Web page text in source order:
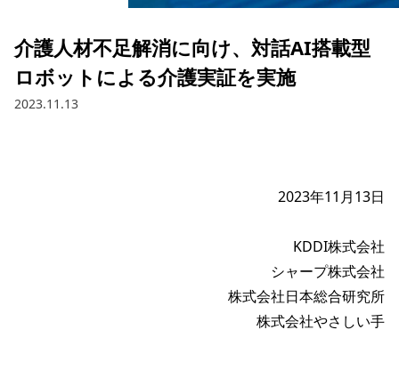
介護人材不足解消に向け、対話AI搭載型
ロボットによる介護実証を実施
2023.11.13
2023年11月13日
KDDI株式会社
シャープ株式会社
株式会社日本総合研究所